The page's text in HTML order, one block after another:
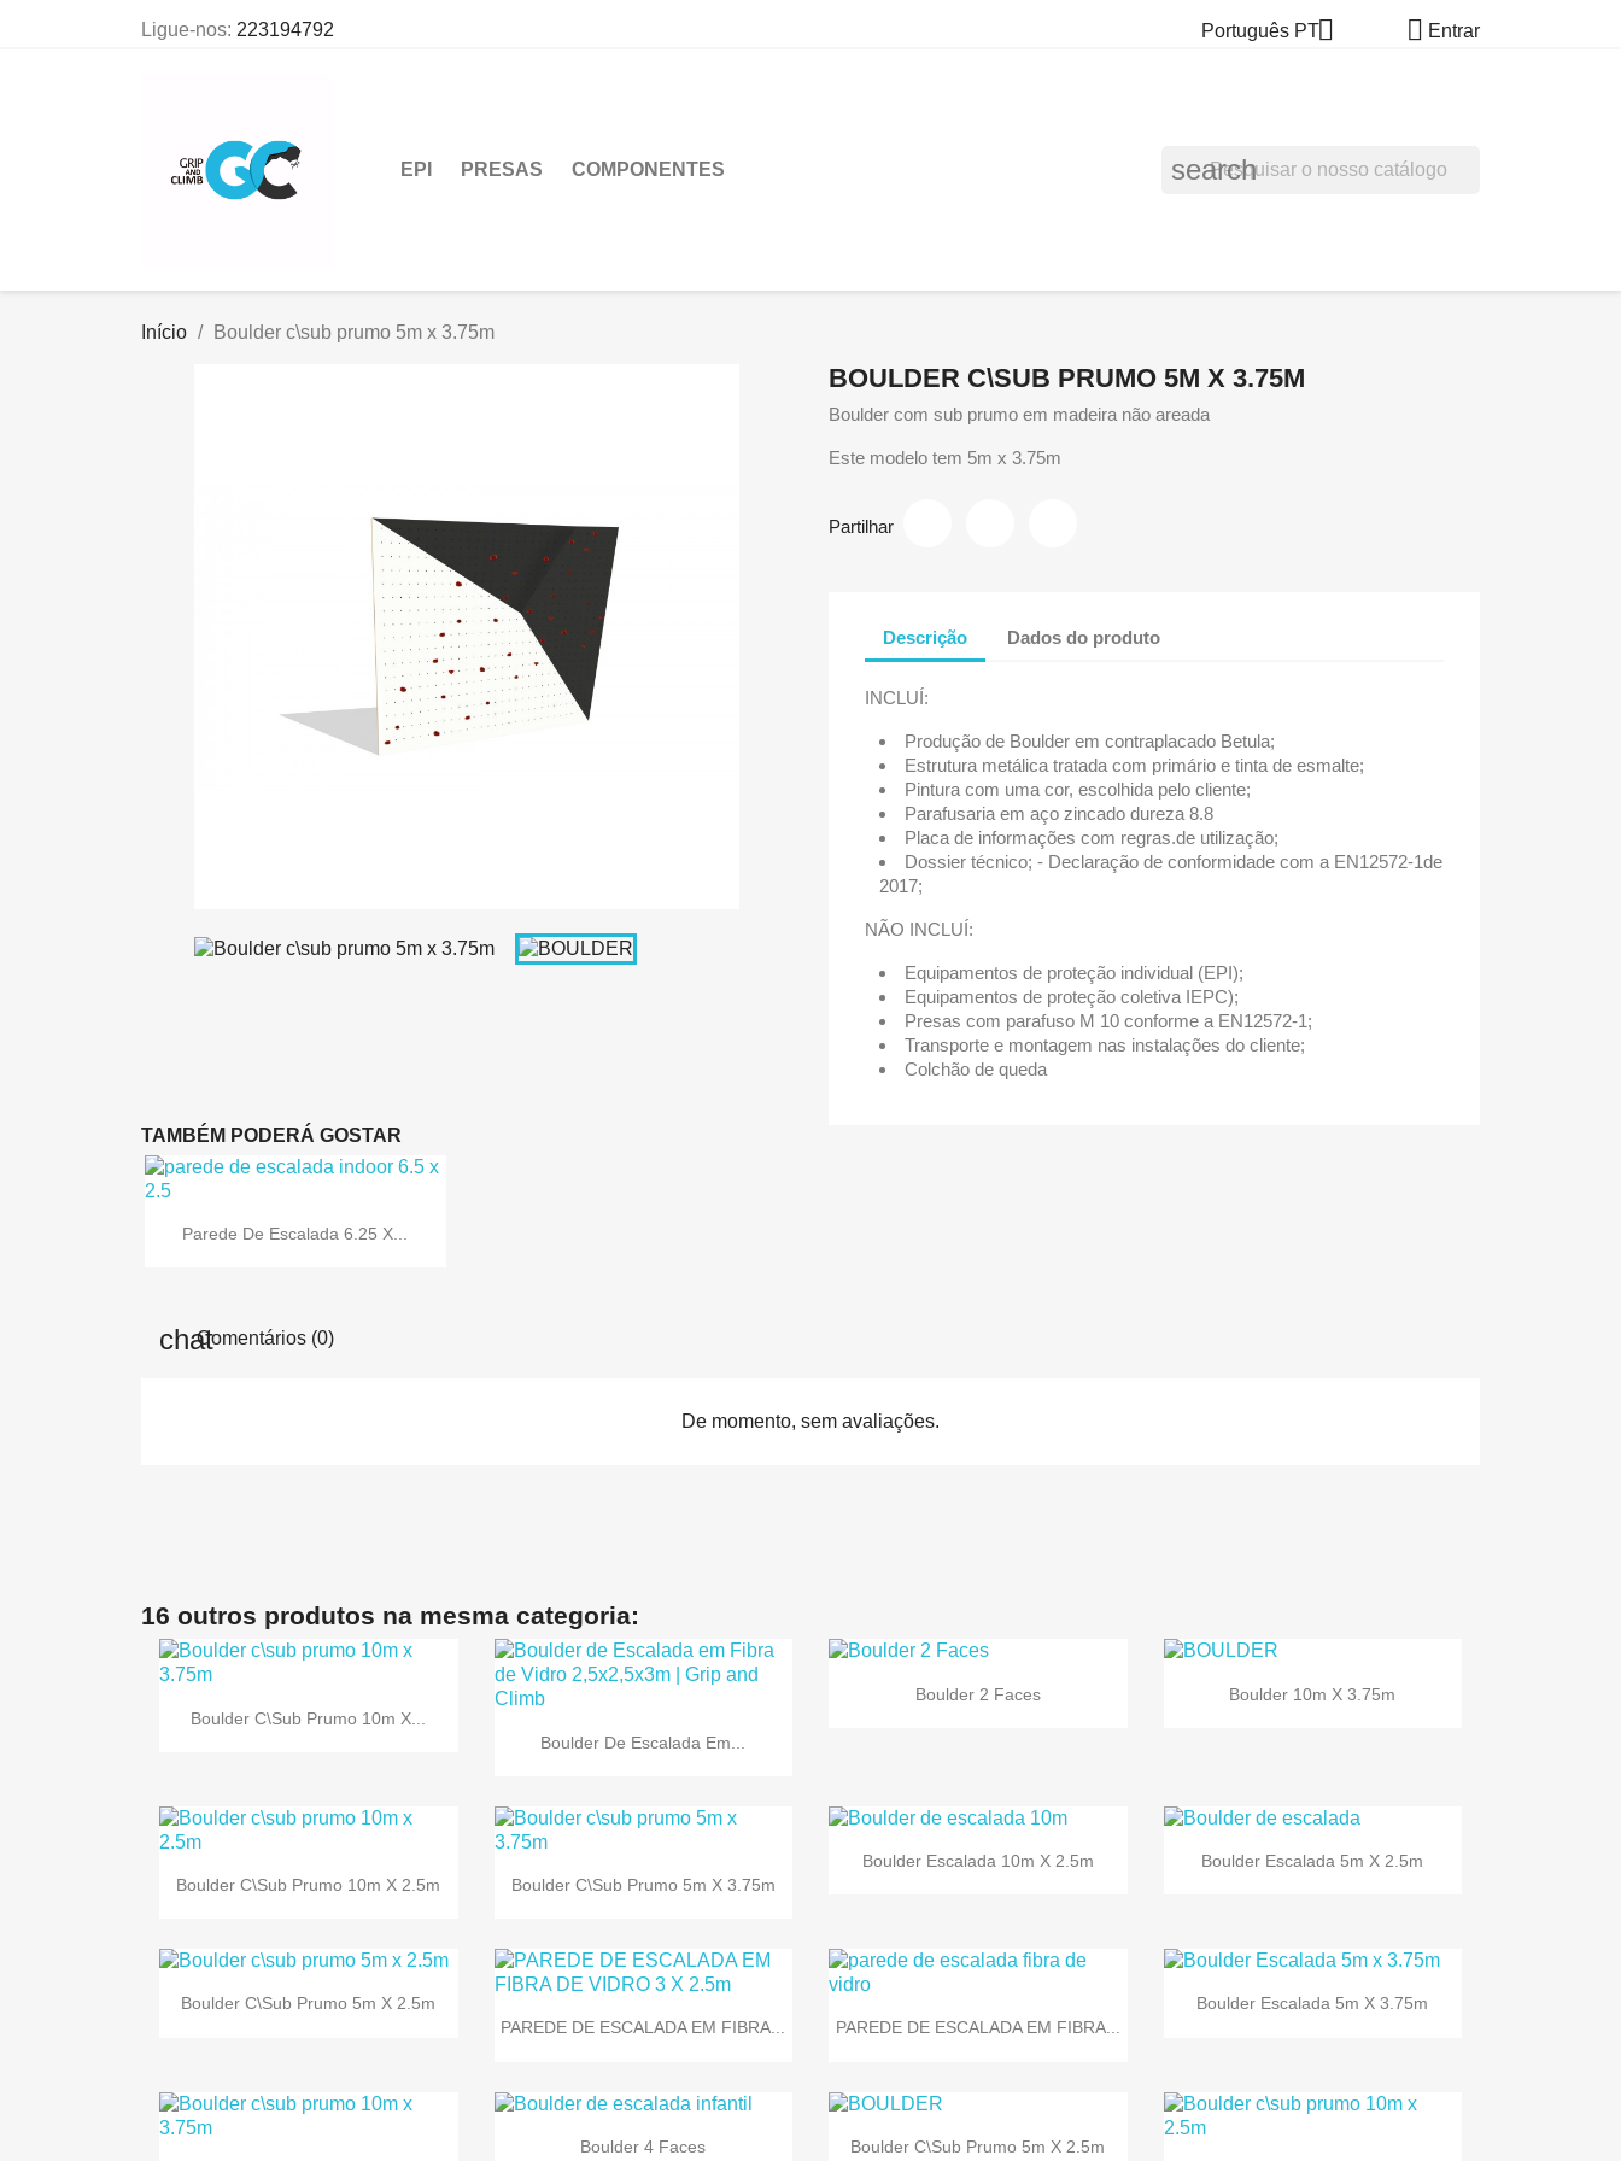
Ligue-nos: 223194792 Português PT  Entrar
EPI PRESAS COMPONENTES search
Início Boulder c\sub prumo 5m x 3.75m
BOULDER C\SUB PRUMO 5M X 3.75M
Boulder com sub prumo em madeira não areada
Este modelo tem 5m x 3.75m
Partilhar
Descrição Dados do produto
INCLUÍ:
Produção de Boulder em contraplacado Betula;
Estrutura metálica tratada com primário e tinta de esmalte;
Pintura com uma cor, escolhida pelo cliente;
Parafusaria em aço zincado dureza 8.8
Placa de informações com regras.de utilização;
Dossier técnico; - Declaração de conformidade com a EN12572-1de
2017;
NÃO INCLUÍ:
Equipamentos de proteção individual (EPI);
Equipamentos de proteção coletiva IEPC);
Presas com parafuso M 10 conforme a EN12572-1;
Transporte e montagem nas instalações do cliente;
Colchão de queda
TAMBÉM PODERÁ GOSTAR
 Vista rápida
Parede De Escalada 6.25 X...
Comentários (0)
De momento, sem avaliações.
16 outros produtos na mesma categoria:
 Vista rápida
Boulder C\sub Prumo 10m X...
 Vista rápida
Boulder De Escalada Em...
 Vista rápida
Boulder 2 Faces  Vista rápida
Boulder 10m X 3.75m
 Vista rápida
Boulder C\sub Prumo 10m X 2.5m  Vista rápida
Boulder C\sub Prumo 5m X 3.75m
 Vista rápida
Boulder Escalada 10m X 2.5m  Vista rápida
Boulder Escalada 5m X 2.5m
 Vista rápida
Boulder C\sub Prumo 5m X 2.5m
 Vista rápida
PAREDE DE ESCALADA EM FIBRA...  Vista rápida
PAREDE DE ESCALADA EM FIBRA...
 Vista rápida
Boulder Escalada 5m X 3.75m
 Vista rápida
Boulder 4 Faces  Vista rápida
Boulder C\sub Prumo 5m X 2.5m